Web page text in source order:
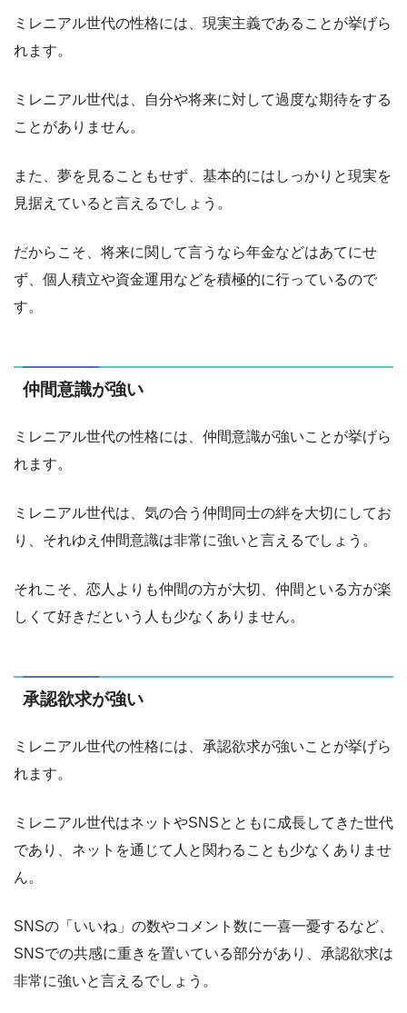
ミレニアル世代の性格には、現実主義であることが挙げら
れます。
ミレニアル世代は、自分や将来に対して過度な期待をする
ことがありません。
また、夢を見ることもせず、基本的にはしっかりと現実を
見据えていると言えるでしょう。
だからこそ、将来に関して言うなら年金などはあてにせ
ず、個人積立や資金運用などを積極的に行っているので
す。
仲間意識が強い
ミレニアル世代の性格には、仲間意識が強いことが挙げら
れます。
ミレニアル世代は、気の合う仲間同士の絆を大切にしてお
り、それゆえ仲間意識は非常に強いと言えるでしょう。
それこそ、恋人よりも仲間の方が大切、仲間といる方が楽
しくて好きだという人も少なくありません。
承認欲求が強い
ミレニアル世代の性格には、承認欲求が強いことが挙げら
れます。
ミレニアル世代はネットやSNSとともに成長してきた世代
であり、ネットを通じて人と関わることも少なくありませ
ん。
SNSの「いいね」の数やコメント数に一喜一憂するなど、
SNSでの共感に重きを置いている部分があり、承認欲求は
非常に強いと言えるでしょう。